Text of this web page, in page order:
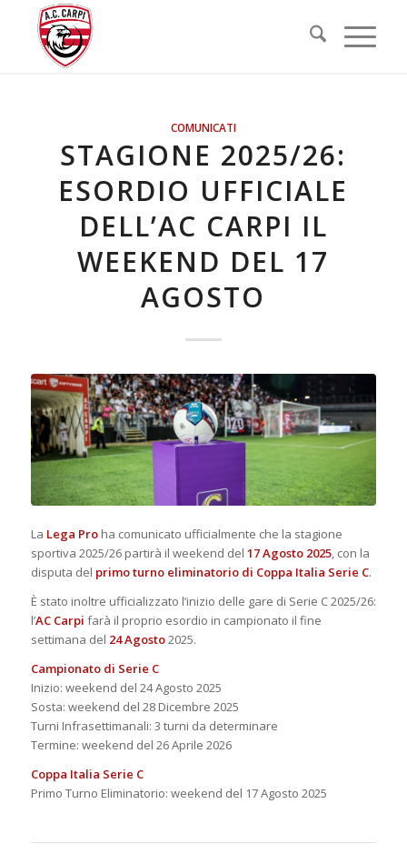
COMUNICATI
STAGIONE 2025/26:
ESORDIO UFFICIALE
DELL’AC CARPI IL
WEEKEND DEL 17
AGOSTO
La Lega Proha comunicato ufficialmente che la stagione
sportiva 2025/26 partirà il weekend del 17 Agosto 2025, con la
disputa del primo turno eliminatorio di Coppa Italia Serie C.
È stato inoltre ufficializzato l’inizio delle gare di Serie C 2025/26:
l’AC Carpi farà il proprio esordio in campionato il fine
settimana del 24 Agosto2025.
Campionato di Serie C
Inizio: weekend del 24 Agosto 2025
Sosta: weekend del 28 Dicembre 2025
Turni Infrasettimanali: 3 turni da determinare
Termine: weekend del 26 Aprile 2026
Coppa Italia Serie C
Primo Turno Eliminatorio: weekend del 17 Agosto 2025